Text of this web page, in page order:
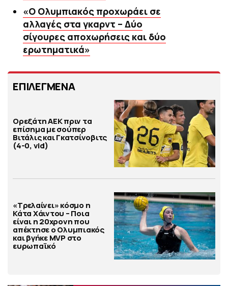
«Ο Ολυμπιακός προχωράει σε
αλλαγές στα γκαρντ – Δύο
σίγουρες αποχωρήσεις και δύο
ερωτηματικά»
ΕΠΙΛΕΓΜΕΝΑ
Ορεξάτη ΑΕΚ πριν τα
επίσημα με σούπερ
Βιτάλις και Γκατσίνοβιτς
(4-0, vid)
«Τρελαίνει» κόσμο η
Κάτα Χάιντου – Ποια
είναι η 20χρονη που
απέκτησε ο Ολυμπιακός
και βγήκε MVP στο
ευρωπαϊκό